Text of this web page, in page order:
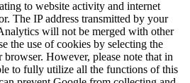
to website activity and internet
The IP address transmitted by your
will not be merged with other
the use of cookies by selecting the
However, please note that in
to fully utilize all the functions of this